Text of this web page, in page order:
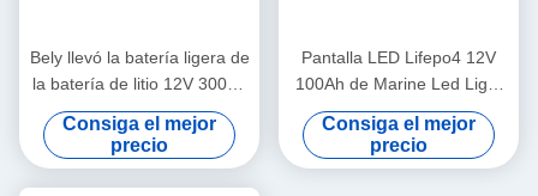
Bely llevó la batería ligera de
la batería de litio 12V 300Ah
Lifepo4 para el césped solar
Consiga el mejor
precio
Pantalla LED Lifepo4 12V
100Ah de Marine Led Light
Lithium Battery
Consiga el mejor
precio